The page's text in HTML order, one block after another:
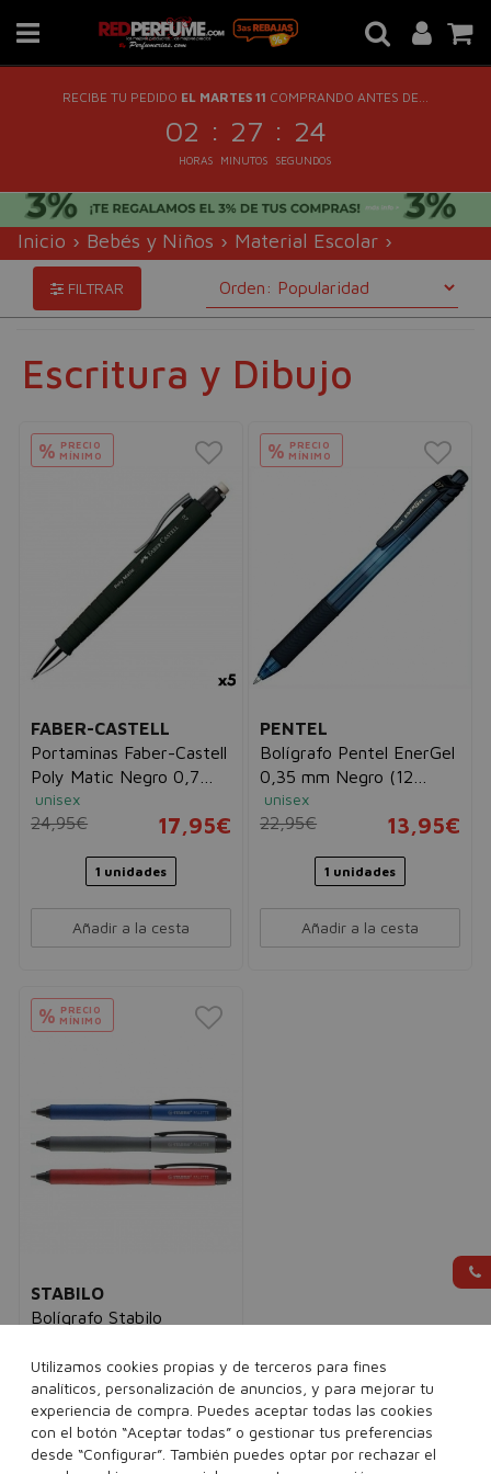
RECIBE TU PEDIDO EL MARTES 11 COMPRANDO ANTES DE...
02 : 27 : 24
HORAS MINUTOS SEGUNDOS
Inicio › Bebés y Niños › Material Escolar ›
Escritura y Dibujo
FILTRAR
Escritura y Dibujo
% PRECIO
MÍNIMO
FABER-CASTELL
Portaminas Faber-Castell
Poly Matic Negro 0,7
mm (5 Unidades)
unisex
24,95€ 17,95€
1 unidades
Añadir a la cesta
% PRECIO
MÍNIMO
PENTEL
Bolígrafo Pentel EnerGel
0,35 mm Negro (12
Unidades)
unisex
22,95€ 13,95€
1 unidades
Añadir a la cesta
% PRECIO
MÍNIMO
STABILO
Bolígrafo Stabilo
unisex
24,95€ 17,95€
1 unidades
Utilizamos cookies propias y de terceros para fines
analíticos, personalización de anuncios, y para mejorar tu
experiencia de compra. Puedes aceptar todas las cookies
con el botón “Aceptar todas” o gestionar tus preferencias
desde “Configurar”. También puedes optar por rechazar el